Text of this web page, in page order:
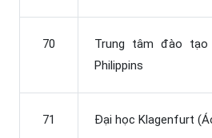
70
Trung tâm đào
Philippins
71 Đại học Klagenfurt